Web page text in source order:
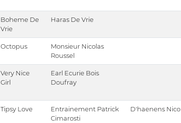
Boheme De
Vrie
Haras De Vrie
Octopus
Monsieur Nicolas
Roussel
Very Nice
Girl
Earl Ecurie Bois
Doufray
Tipsy Love
Entrainement Patrick
Cimarosti
D'haenens Nico